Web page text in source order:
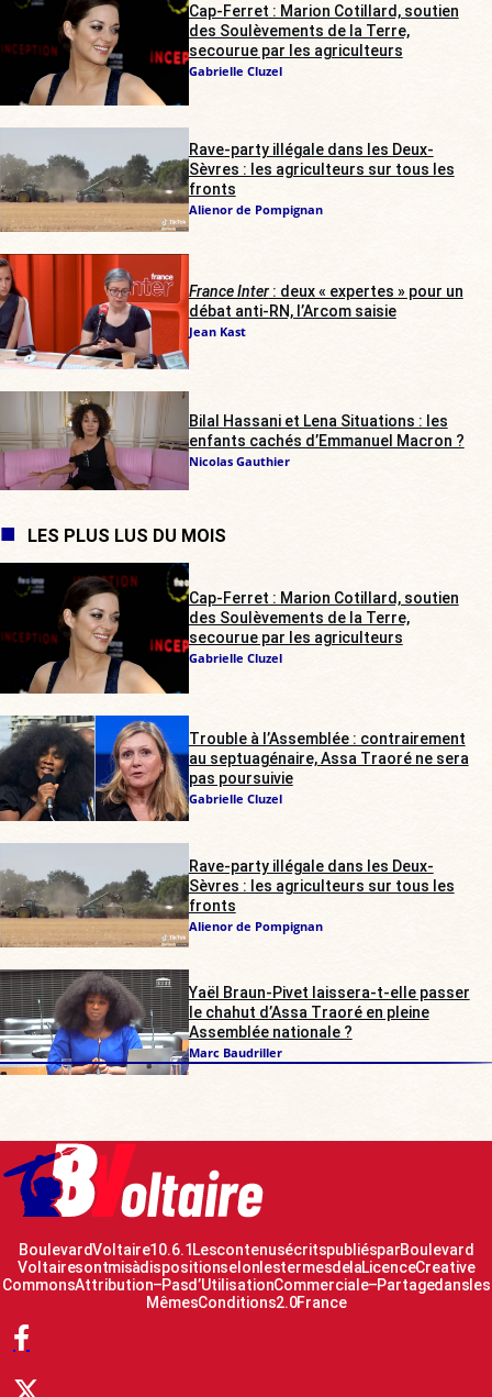
Cap-Ferret : Marion Cotillard, soutien
des Soulèvements de la Terre,
secourue par les agriculteurs
Gabrielle Cluzel
Rave-party illégale dans les Deux-
Sèvres : les agriculteurs sur tous les
fronts
Alienor de Pompignan
France Inter: deux « expertes » pour un
débat anti-RN, l’Arcom saisie
Jean Kast
Bilal Hassani et Lena Situations : les
enfants cachés d’Emmanuel Macron ?
Nicolas Gauthier
LES PLUS LUS DU MOIS
Cap-Ferret : Marion Cotillard, soutien
des Soulèvements de la Terre,
secourue par les agriculteurs
Gabrielle Cluzel
Trouble à l’Assemblée : contrairement
au septuagénaire, Assa Traoré ne sera
pas poursuivie
Gabrielle Cluzel
Rave-party illégale dans les Deux-
Sèvres : les agriculteurs sur tous les
fronts
Alienor de Pompignan
Yaël Braun-Pivet laissera-t-elle passer
le chahut d’Assa Traoré en pleine
Assemblée nationale ?
Marc Baudriller
Boulevard Voltaire 10.6.1 Les contenus écrits publiés par Boulevard
Voltaire sont mis à disposition selon les termes de la Licence Creative
Commons Attribution – Pas d’Utilisation Commerciale – Partage dans les
Mêmes Conditions 2.0 France